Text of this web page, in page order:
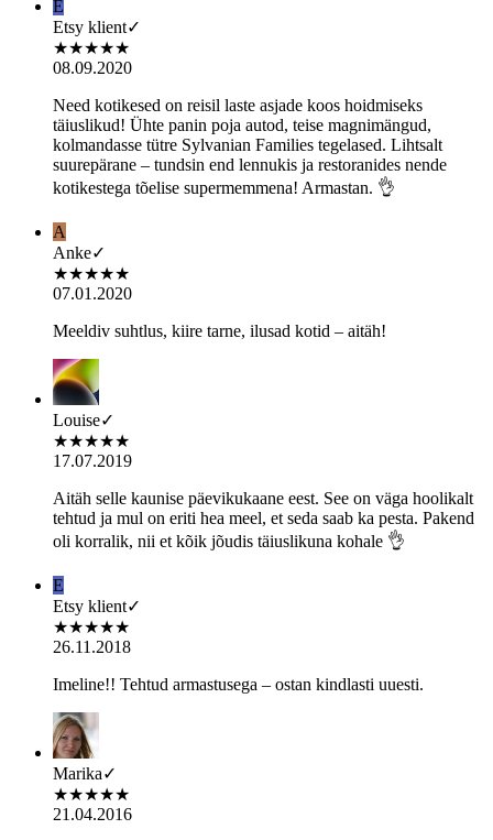
E
Etsy klient✓
★★★★★
08.09.2020
Need kotikesed on reisil laste asjade koos hoidmiseks
täiuslikud! Ühte panin poja autod, teise magnimängud,
kolmandasse tütre Sylvanian Families tegelased. Lihtsalt
suurepärane – tundsin end lennukis ja restoranides nende
kotikestega tõelise supermemmena! Armastan. 👌
A
Anke✓
★★★★★
07.01.2020
Meeldiv suhtlus, kiire tarne, ilusad kotid – aitäh!
Louise✓
★★★★★
17.07.2019
Aitäh selle kaunise päevikukaane eest. See on väga hoolikalt
tehtud ja mul on eriti hea meel, et seda saab ka pesta. Pakend
oli korralik, nii et kõik jõudis täiuslikuna kohale 👌
E
Etsy klient✓
★★★★★
26.11.2018
Imeline!! Tehtud armastusega – ostan kindlasti uuesti.
Marika✓
★★★★★
21.04.2016